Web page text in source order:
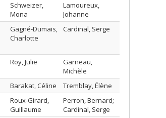
Schweizer,
Mona
Lamoureux,
Johanne
Gagné-Dumais,
Charlotte
Cardinal, Serge
Roy, Julie
Garneau,
Michèle
Barakat, Céline
Tremblay, Élène
Roux-Girard,
Guillaume
Perron, Bernard;
Cardinal, Serge